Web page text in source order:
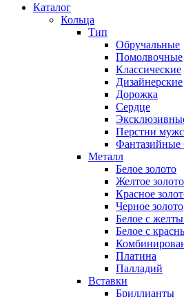
Каталог
Кольца
Тип
Обручальные
Помолвочные
Классические
Дизайнерские
Дорожка
Сердце
Перстни
Фантазийные
Металл
Белое золото
Желтое золото
Красное
Черное золото
Белое с
Белое с
Платина
Палладий
Вставки
Бриллианты